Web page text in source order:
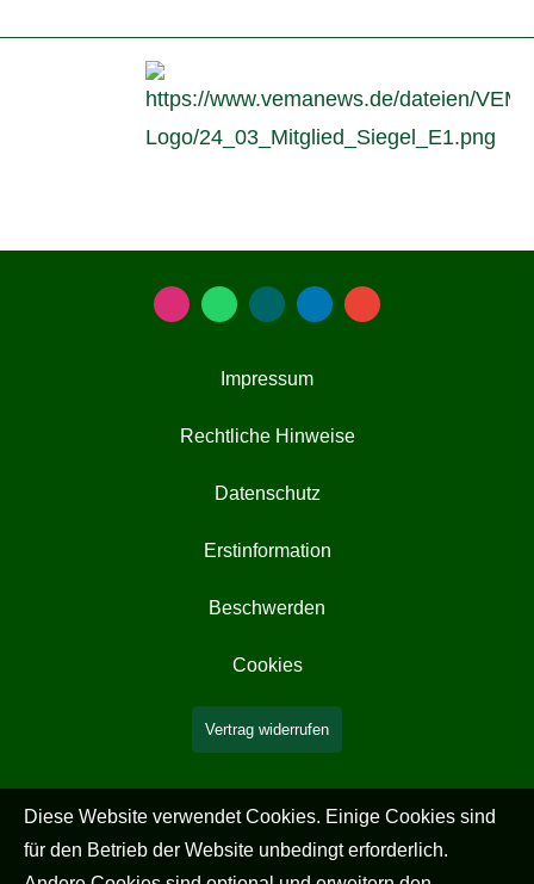
Impressum
Rechtliche Hinweise
Datenschutz
Erstinformation
Beschwerden
Cookies
Vertrag widerrufen
Diese Website verwendet Cookies. Einige Cookies sind
für den Betrieb der Website unbedingt erforderlich.